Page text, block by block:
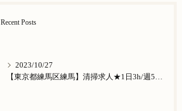
Recent Posts
2023/10/27
【東京都練馬区練馬】清掃求人★1日3h/週5日/祝日お休み★谷原在住の方歓迎